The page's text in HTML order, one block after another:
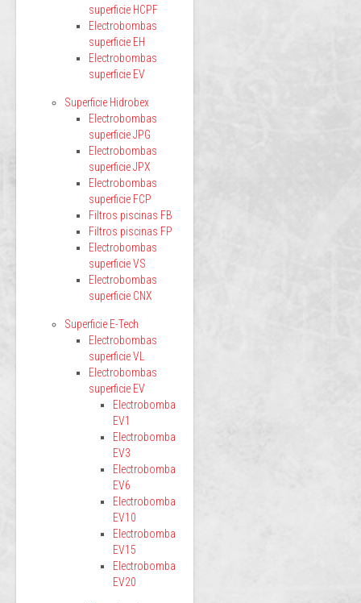
superficie HCPF
Electrobombas
superficie EH
Electrobombas
superficie EV
Superficie Hidrobex
Electrobombas
superficie JPG
Electrobombas
superficie JPX
Electrobombas
superficie FCP
Filtros piscinas FB
Filtros piscinas FP
Electrobombas
superficie VS
Electrobombas
superficie CNX
Superficie E-Tech
Electrobombas
superficie VL
Electrobombas
superficie EV
Electrobomba
EV1
Electrobomba
EV3
Electrobomba
EV6
Electrobomba
EV10
Electrobomba
EV15
Electrobomba
EV20